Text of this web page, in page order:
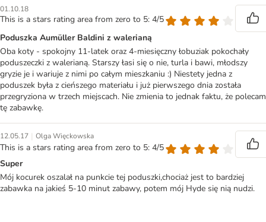
01.10.18
This is a stars rating area from zero to 5: 4/5
Poduszka Aumüller Baldini z walerianą
Oba koty - spokojny 11-latek oraz 4-miesięczny łobuziak pokochały
poduszeczki z walerianą. Starszy łasi się o nie, turla i bawi, młodszy
gryzie je i wariuje z nimi po całym mieszkaniu :) Niestety jedna z
poduszek była z cieńszego materiału i już pierwszego dnia została
przegryziona w trzech miejscach. Nie zmienia to jednak faktu, że polecam
tę zabawkę.
12.05.17 | Olga Więckowska
This is a stars rating area from zero to 5: 4/5
Super
Mój kocurek oszalał na punkcie tej poduszki,chociaż jest to bardziej
zabawka na jakieś 5-10 minut zabawy, potem mój Hyde się nią nudzi.